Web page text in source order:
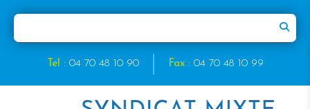
Tel :04 70 48 10 90 Fax :04 70 48 10 99